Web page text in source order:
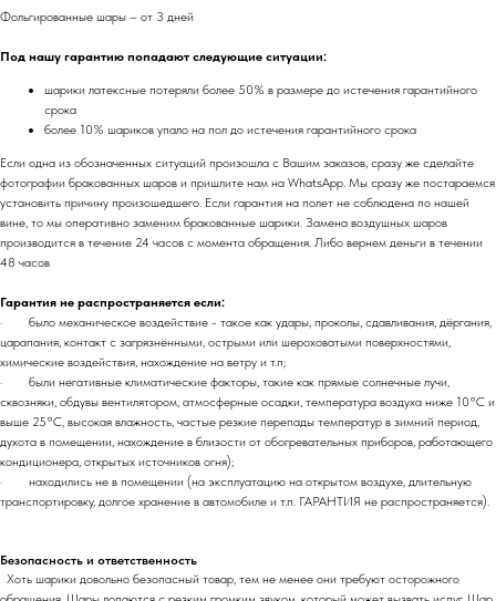
Фольгированные шары – от 3 дней
Под нашу гарантию попадают следующие ситуации:
шарики латексные потеряли более 50% в размере до истечения гарантийного
срока
более 10% шариков упало на пол до истечения гарантийного срока
Если одна из обозначенных ситуаций произошла с Вашим заказов, сразу же сделайте
фотографии бракованных шаров и пришлите нам на WhatsApp. Мы сразу же постараемся
установить причину произошедшего. Если гарантия на полет не соблюдена по нашей
вине, то мы оперативно заменим бракованные шарики. Замена воздушных шаров
производится в течение 24 часов с момента обращения. Либо вернем деньги в течении
48 часов
Гарантия не распространяется если:
· было механическое воздействие - такое как удары, проколы, сдавливания, дёргания,
царапания, контакт с загрязнёнными, острыми или шероховатыми поверхностями,
химические воздействия, нахождение на ветру и т.п;
· были негативные климатические факторы, такие как прямые солнечные лучи,
сквозняки, обдувы вентилятором, атмосферные осадки, температура воздуха ниже 10°C и
выше 25°C, высокая влажность, частые резкие перепады температур в зимний период,
духота в помещении, нахождение в близости от обогревательных приборов, работающего
кондиционера, открытых источников огня);
· находились не в помещении (на эксплуатацию на открытом воздухе, длительную
транспортировку, долгое хранение в автомобиле и т.п. ГАРАНТИЯ не распространяется).
Безопасность и ответственность
Хоть шарики довольно безопасный товар, тем не менее они требуют осторожного